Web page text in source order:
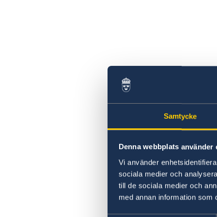
Samtycke
Denna webbplats använder
Vi använder
sociala medier och
till de sociala medier och
med annan information som